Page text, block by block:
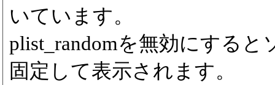
いています。
plist_randomを無効にする
固定して表示されます。